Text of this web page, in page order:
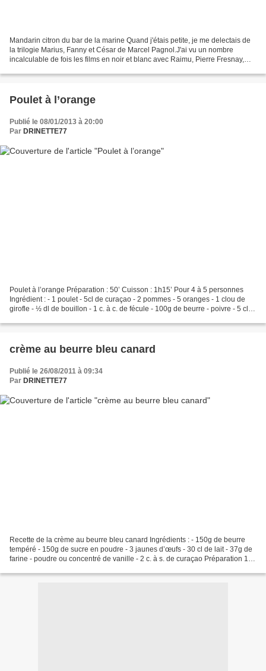
Mandarin citron du bar de la marine Quand j'étais petite, je me delectais de
la trilogie Marius, Fanny et César de Marcel Pagnol.J'ai vu un nombre
incalculable de fois les films en noir et blanc avec Raimu, Pierre Fresnay,
Poulet à l’orange
Publié le 08/01/2013 à 20:00
Par DRINETTE77
Poulet à l’orange Préparation : 50’ Cuisson : 1h15’ Pour 4 à 5 personnes
Ingrédient : - 1 poulet - 5cl de curaçao - 2 pommes - 5 oranges - 1 clou de
girofle - ½ dl de bouillon - 1 c. à c. de fécule - 100g de beurre - poivre - 5 cl
crème au beurre bleu canard
Publié le 26/08/2011 à 09:34
Par DRINETTE77
Recette de la crème au beurre bleu canard Ingrédients : - 150g de beurre
tempéré - 150g de sucre en poudre - 3 jaunes d’œufs - 30 cl de lait - 37g de
farine - poudre ou concentré de vanille - 2 c. à s. de curaçao Préparation 1)